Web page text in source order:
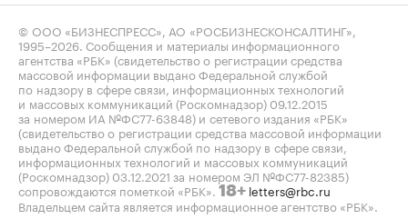
© ООО «БИЗНЕСПРЕСС», АО «РОСБИЗНЕСКОНСАЛТИНГ»,
1995–2026 . Сообщения и материалы информационного
агентства «РБК» (свидетельство о регистрации средства
массовой информации выдано Федеральной службой
по надзору в сфере связи, информационных технологий
и массовых коммуникаций (Роскомнадзор) 09.12.2015
за номером ИА №ФС77-63848) и сетевого издания «РБК»
(свидетельство о регистрации средства массовой информации
выдано Федеральной службой по надзору в сфере связи,
информационных технологий и массовых коммуникаций
(Роскомнадзор) 03.12.2021 за номером ЭЛ №ФС77-82385)
сопровождаются пометкой «РБК». 18+ letters@rbc.ru
Владельцем сайта является информационное агентство «РБК».